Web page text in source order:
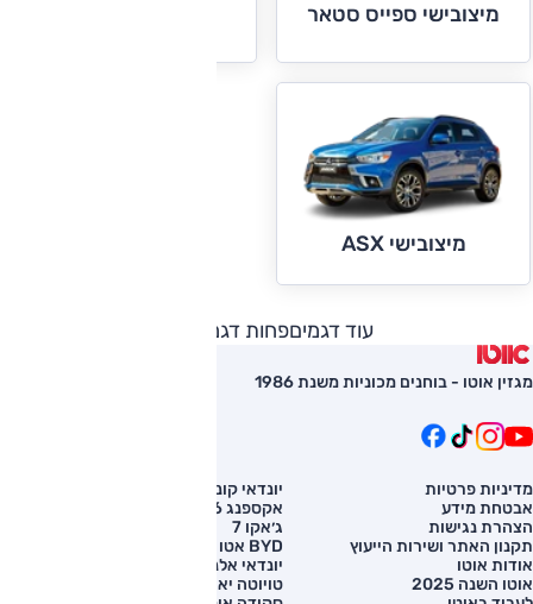
מיצובישי ספייס סטאר
מיצובישי ASX
עוד דגמיםפחות דגמים
מגזין אוטו - בוחנים מכוניות משנת 1986
מדיניות פרטיות
אבטחת מידע
הצהרת נגישות
תקנון האתר ושירות הייעוץ
אודות אוטו
אוטו השנה 2025
יונדאי קונה
אקספנג G6
ג׳אקו 7
BYD אטו 3
יונדאי אלנטרה
טויוטה יאריס קרוס